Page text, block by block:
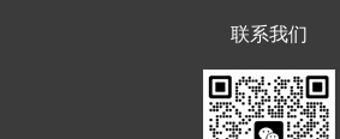
联系我们